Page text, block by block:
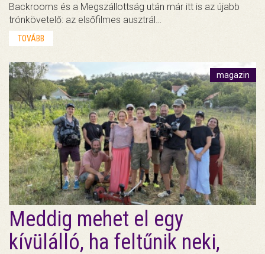
Backrooms és a Megszállottság után már itt is az újabb
trónkövetelő: az elsőfilmes ausztrál…
TOVÁBB
magazin
Meddig mehet el egy
kívülálló, ha feltűnik neki,